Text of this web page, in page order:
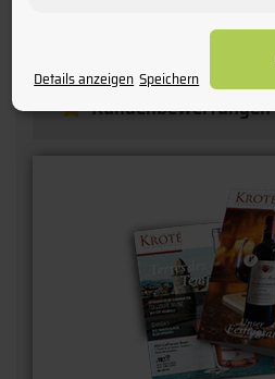
Kundenbewertungen
Details anzeigen Speichern